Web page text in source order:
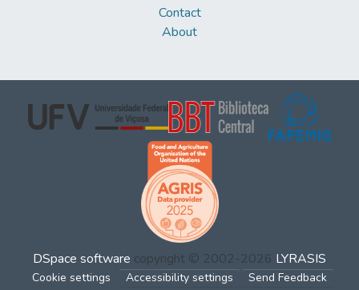
Contact
About
DSpace software copyright © 2002-2026 LYRASIS
Cookie settings Accessibility settings Send Feedback